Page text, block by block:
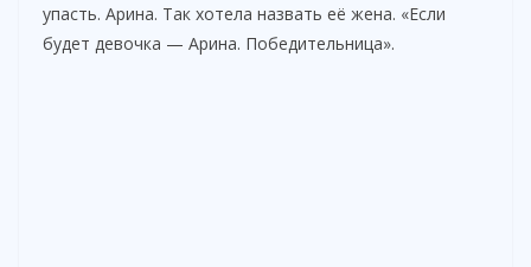
упасть. Арина. Так хотела назвать её жена. «Если
будет девочка — Арина. Победительница».